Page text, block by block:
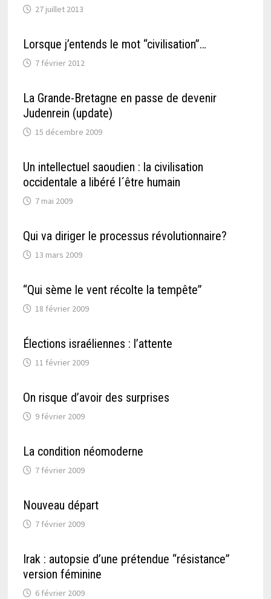
27 juillet 2013
Lorsque j’entends le mot “civilisation”…
7 février 2012
La Grande-Bretagne en passe de devenir
Judenrein (update)
15 décembre 2009
Un intellectuel saoudien : la civilisation
occidentale a libéré l´être humain
7 mai 2009
Qui va diriger le processus révolutionnaire?
13 mars 2009
“Qui sème le vent récolte la tempête”
18 février 2009
Élections israéliennes : l’attente
11 février 2009
On risque d’avoir des surprises
9 février 2009
La condition néomoderne
7 février 2009
Nouveau départ
7 février 2009
Irak : autopsie d’une prétendue “résistance”
version féminine
6 février 2009